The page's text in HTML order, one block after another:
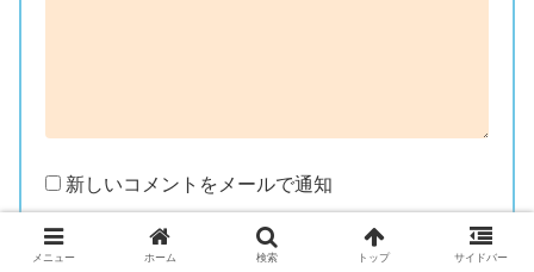
新しいコメントをメールで通知
新しい投稿をメールで受け取る
メニュー ホーム 検索 トップ サイドバー